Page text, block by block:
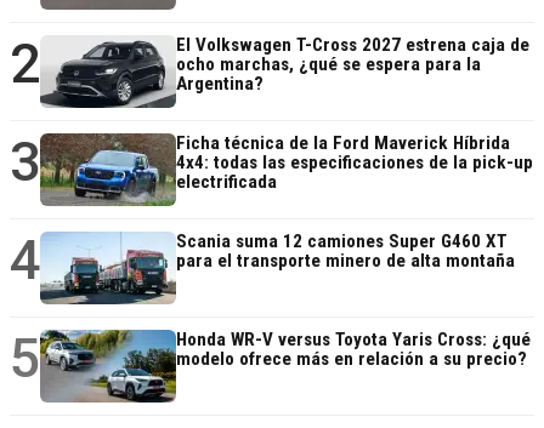
2
El Volkswagen T-Cross 2027 estrena caja de
ocho marchas, ¿qué se espera para la
Argentina?
3
Ficha técnica de la Ford Maverick Híbrida
4x4: todas las especificaciones de la pick-up
electrificada
4
Scania suma 12 camiones Super G460 XT
para el transporte minero de alta montaña
5
Honda WR-V versus Toyota Yaris Cross: ¿qué
modelo ofrece más en relación a su precio?